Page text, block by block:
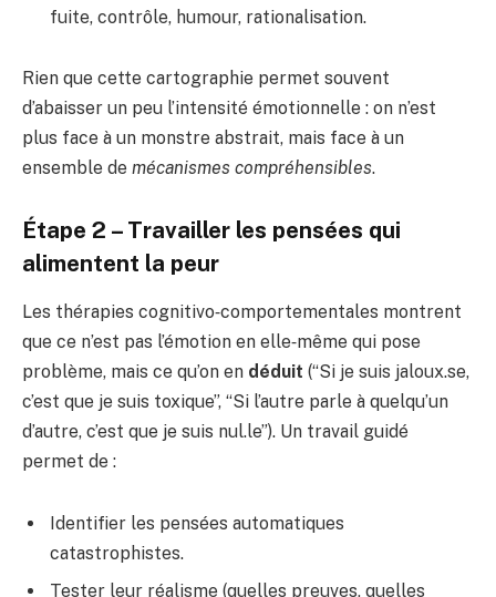
fuite, contrôle, humour, rationalisation.
Rien que cette cartographie permet souvent
d’abaisser un peu l’intensité émotionnelle : on n’est
plus face à un monstre abstrait, mais face à un
ensemble de mécanismes compréhensibles.
Étape 2 – Travailler les pensées qui
alimentent la peur
Les thérapies cognitivo‑comportementales montrent
que ce n’est pas l’émotion en elle‑même qui pose
problème, mais ce qu’on en déduit (“Si je suis jaloux.se,
c’est que je suis toxique”, “Si l’autre parle à quelqu’un
d’autre, c’est que je suis nul.le”). Un travail guidé
permet de :
Identifier les pensées automatiques
catastrophistes.
Tester leur réalisme (quelles preuves, quelles